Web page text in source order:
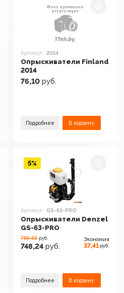
Артикул: 2014
Опрыскиватели Finland
2014
76,10 руб.
Подробнее В корзину
Артикул: GS-63-PRO
Опрыскиватели Denzel
GS-63-PRO
785.65 руб.
748,24 руб.
Экономия
37,41 руб.
Подробнее В корзину
5%